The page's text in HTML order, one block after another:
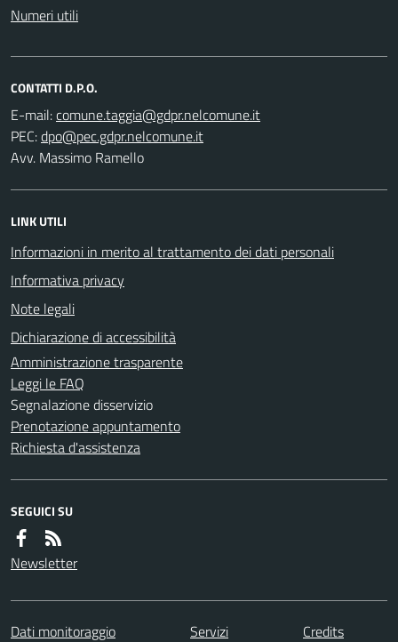
Numeri utili
CONTATTI D.P.O.
E-mail:
PEC:
Avv. Massimo Ramello
LINK UTILI
Informazioni in merito al trattamento dei dati personali
Informativa privacy
Note legali
Dichiarazione di accessibilità
Amministrazione trasparente
Leggi le FAQ
Segnalazione disservizio
Prenotazione appuntamento
Richiesta d'assistenza
SEGUICI SU
Newsletter
Dati monitoraggio Servizi
Credits